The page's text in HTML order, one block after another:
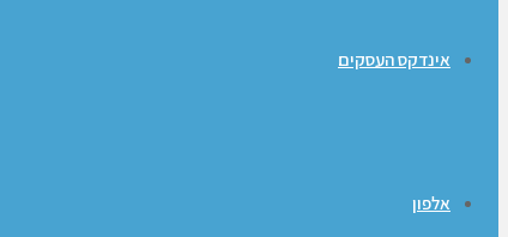
אינדקס העסקים
אלפון